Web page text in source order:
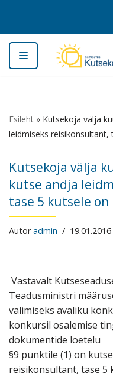
Skip
to
content
Esileht » Kutsekoja välja
leidmiseks
Kutsekoja välja
kutse andja
tase 5 kutsele
Autoradmin 19.01.2016
Vastavalt
Teadusministri
valimiseks avaliku
konkursil osalemise
dokumentide loetelu
§9 punktile (1) on
reisikonsultant, tase 5